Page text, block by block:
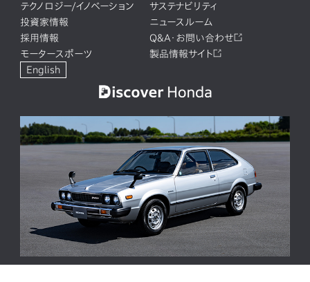
テクノロジー/イノベーション
サステナビリティ
投資家情報
ニュースルーム
採用情報
Q&A・お問い合わせ
モータースポーツ
製品情報サイト
English